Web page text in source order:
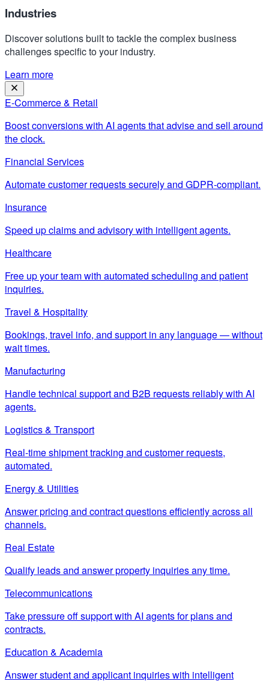
Industries
Discover solutions built to tackle the complex business
challenges specific to your industry.
Learn more
E-Commerce & Retail
Boost conversions with AI agents that advise and sell around
the clock.
Financial Services
Automate customer requests securely and GDPR-compliant.
Insurance
Speed up claims and advisory with intelligent agents.
Healthcare
Free up your team with automated scheduling and patient
inquiries.
Travel & Hospitality
Bookings, travel info, and support in any language — without
wait times.
Manufacturing
Handle technical support and B2B requests reliably with AI
agents.
Logistics & Transport
Real-time shipment tracking and customer requests,
automated.
Energy & Utilities
Answer pricing and contract questions efficiently across all
channels.
Real Estate
Qualify leads and answer property inquiries any time.
Telecommunications
Take pressure off support with AI agents for plans and
contracts.
Education & Academia
Answer student and applicant inquiries with intelligent